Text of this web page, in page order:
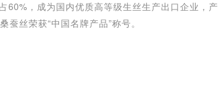
60%，成为国内优质高等级生丝生产出口企业，产
蚕丝荣获“中国名牌产品”称号。